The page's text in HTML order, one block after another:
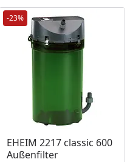
-23%
EHEIM 2217 classic 600
Außenfilter